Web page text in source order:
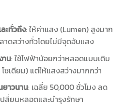
ะทั่วถึง: ให้ค่าแสง (Lumen) สูงมาก
ดสว่างทั่วโดยไม่มีจุดอับแสง
าน: ใช้ไฟฟ้าน้อยกว่าหลอดแบบเดิม
ซเดียม) แต่ให้แสงสว่างมากกว่า
ยาวนาน: เฉลี่ย 50,000 ชั่วโมง ลด
ลี่ยนหลอดและบำรุงรักษา